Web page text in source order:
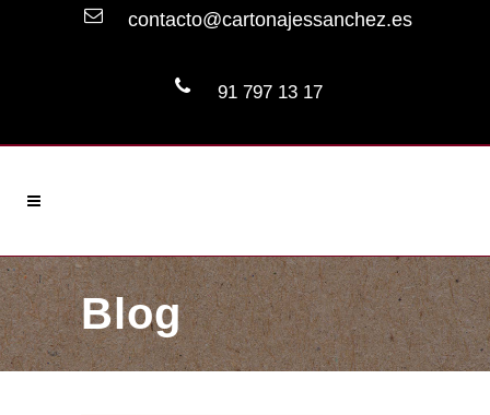
contacto@cartonajessanchez.es
91 797 13 17
Blog